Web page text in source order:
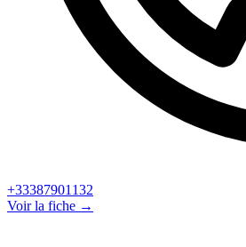
+33387901132
Voir la fiche →